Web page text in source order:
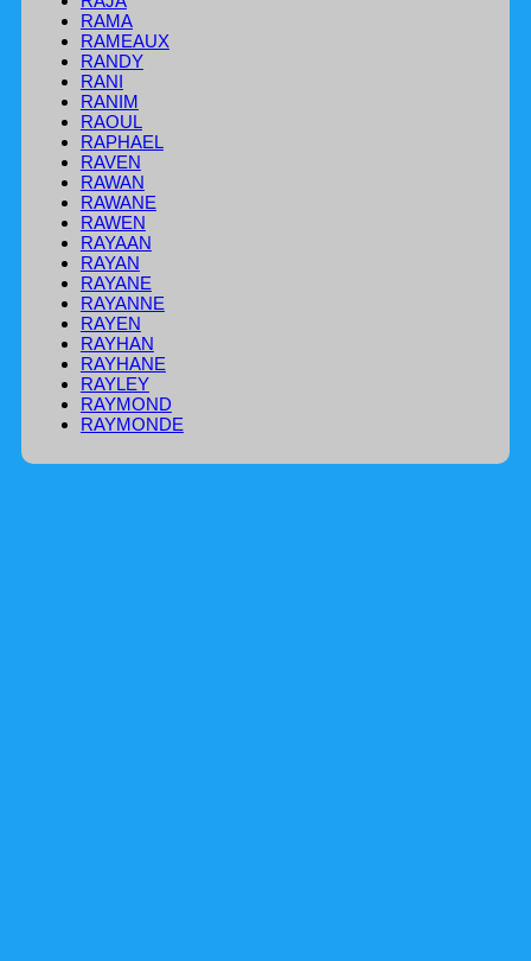
RAMA
RAMEAUX
RANDY
RANI
RANIM
RAOUL
RAPHAEL
RAVEN
RAWAN
RAWANE
RAWEN
RAYAAN
RAYAN
RAYANE
RAYANNE
RAYEN
RAYHAN
RAYHANE
RAYLEY
RAYMOND
RAYMONDE